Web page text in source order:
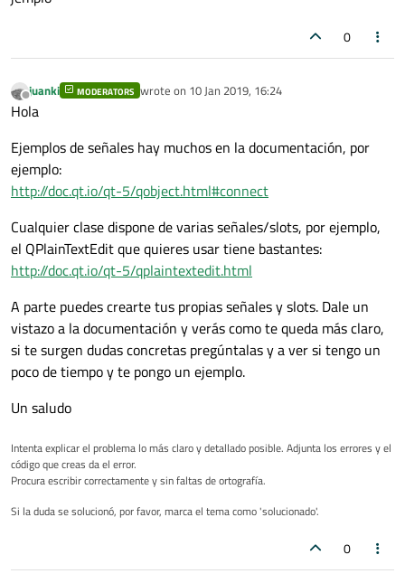
0
Offline
juanki MODERATORS wrote on 10 Jan 2019, 16:24
last edited by
Hola
Ejemplos de señales hay muchos en la documentación, por
ejemplo:
http://doc.qt.io/qt-5/qobject.html#connect
Cualquier clase dispone de varias señales/slots, por ejemplo,
el QPlainTextEdit que quieres usar tiene bastantes:
http://doc.qt.io/qt-5/qplaintextedit.html
A parte puedes crearte tus propias señales y slots. Dale un
vistazo a la documentación y verás como te queda más claro,
si te surgen dudas concretas pregúntalas y a ver si tengo un
poco de tiempo y te pongo un ejemplo.
Un saludo
Intenta explicar el problema lo más claro y detallado posible. Adjunta los errores y el
código que creas da el error.
Procura escribir correctamente y sin faltas de ortografía.
Si la duda se solucionó, por favor, marca el tema como 'solucionado'.
0